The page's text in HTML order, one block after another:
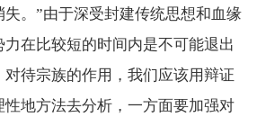
。”由于深受封建传统思想和血缘
在比较短的时间内是不可能退出
对待宗族的作用，我们应该用辩证
性地方法去分析，一方面要加强对